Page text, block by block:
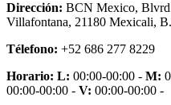
Dirección: BCN Mexico, Blvrd
Villafontana, 21180 Mexicali,
Télefono: +52 686 277 8229
Horario: L: 00:00-00:00 - M:
00:00-00:00 - V: 00:00-00:00 -